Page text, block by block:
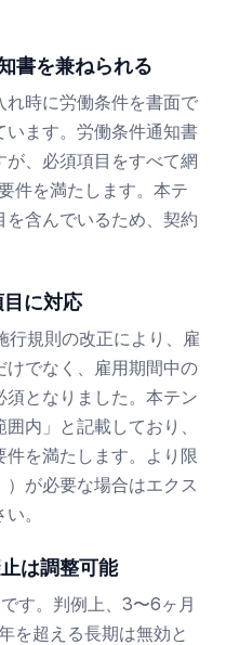
書を兼ねられる
れ時に労働条件を書面で
います。労働条件通知書
、必須項目をすべて網
件を満たします。本テ
含んでいるため、契約
に対応
規則の改正により、雇
けでなく、雇用期間中の
須となりました。本テン
内」と記載しており、
を満たします。より限
が必要な場合はエクス
。
は調整可能
す。判例上、3〜6ヶ月
を超える長期は無効と